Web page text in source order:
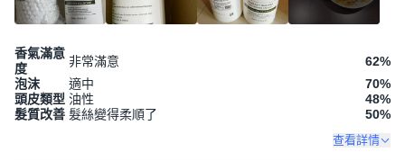
香氣滿意
度
非常滿意 62%
泡沫
適中 70%
頭皮類型 油性 48%
髮質改善 髮絲變得柔順了 50%
查看詳情